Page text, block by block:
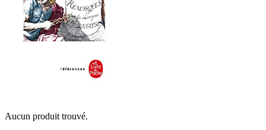
Aucun produit trouvé.